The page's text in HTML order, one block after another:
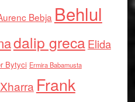
Bebja Behlul
dalip grecaElida
Bytyci Ermira Babamusta
Frank